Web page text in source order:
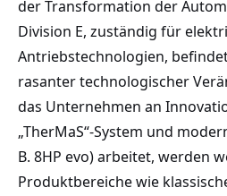
der Transformation der
Division E, zuständig für
Antriebstechnologien,
rasanter technologischer
das Unternehmen an
„TherMaS“-System und
B. 8HP evo) arbeitet, werden
Produktbereiche wie